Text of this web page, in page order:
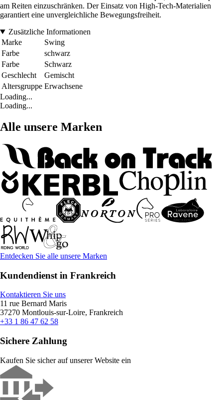
am Reiten einzuschränken. Der Einsatz von High-Tech-Materialien
garantiert eine unvergleichliche Bewegungsfreiheit.
Zusätzliche Informationen
Marke
Swing
Farbe
schwarz
Farbe
Schwarz
Geschlecht
Gemischt
Altersgruppe Erwachsene
Loading...
Loading...
Alle unsere Marken
Entdecken Sie alle unsere Marken
Kundendienst in Frankreich
Kontaktieren Sie uns
11 rue Bernard Maris
37270 Montlouis-sur-Loire, Frankreich
+33 1 86 47 62 58
Sichere Zahlung
Kaufen Sie sicher auf unserer Website ein